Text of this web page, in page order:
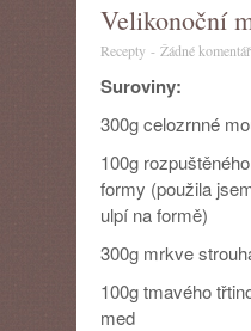
Velikonoční
Recepty - Žádné
Suroviny:
300g celozrnné
100g
formy (použila
ulpí na formě)
300g mrkve
100g tmavého
med